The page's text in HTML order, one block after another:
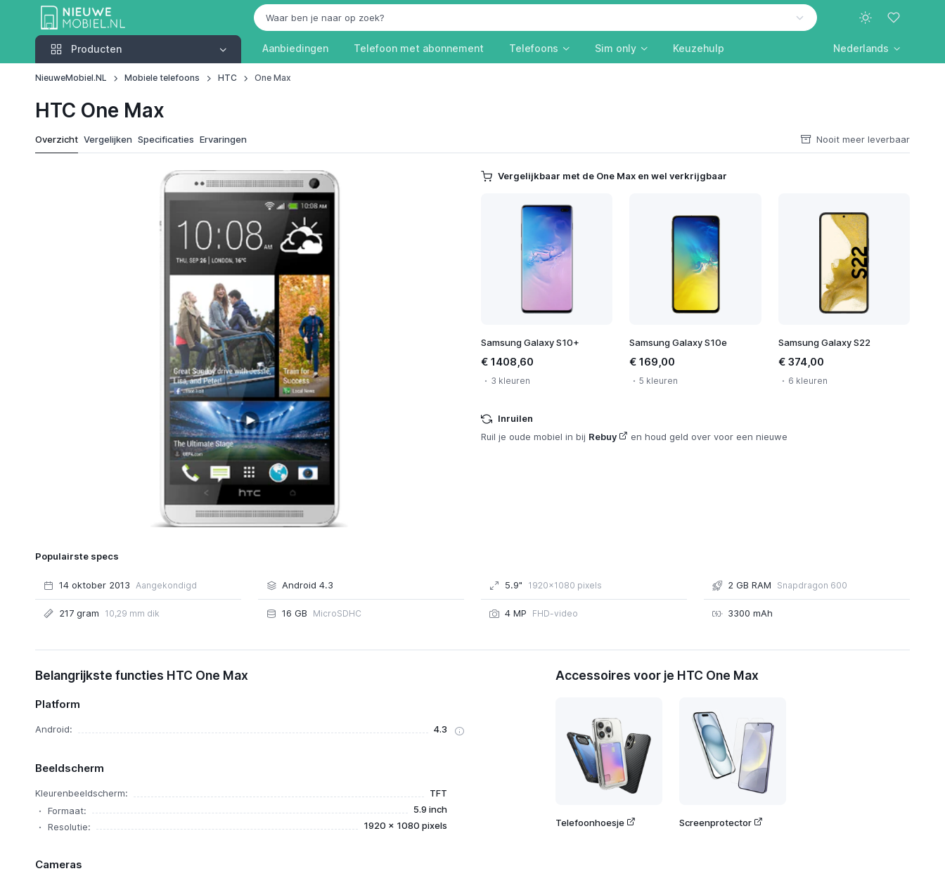
Producten
Producten Aanbiedingen Telefoon met abonnement Telefoons Sim only Keuzehulp Nederlands
NieuweMobiel.NL Mobiele telefoons HTC One Max
HTC One Max
Overzicht Vergelijken Specificaties Ervaringen Nooit meer leverbaar
Vergelijkbaar met de One Max en wel verkrijgbaar
Samsung Galaxy S10+
€ 1408,60
3 kleuren
Samsung Galaxy S10e
€ 169,00
5 kleuren
Samsung Galaxy S22
€ 374,00
6 kleuren
Inruilen
Ruil je oude mobiel in bij Rebuy en houd geld over voor een nieuwe
Populairste specs
14 oktober 2013 Aangekondigd
217 gram 10,29 mm dik
Android 4.3
16 GB MicroSDHC
5.9" 1920x1080 pixels
4 MP FHD-video
2 GB RAM Snapdragon 600
3300 mAh
Belangrijkste functies HTC One Max
Platform
Android: 4.3
Beeldscherm
Kleurenbeeldscherm:
TFT
Formaat:
5.9 inch
Resolutie:
1920 x 1080 pixels
Cameras
Accessoires voor je HTC One Max
Telefoonhoesje Screenprotector